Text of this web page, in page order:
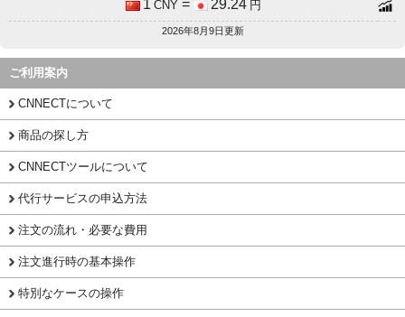
1 CNY = 29.24 円
2026年8月9日更新
ご利用案内
CNNECTについて
商品の探し方
CNNECTツールについて
代行サービスの申込方法
注文の流れ・必要な費用
注文進行時の基本操作
特別なケースの操作